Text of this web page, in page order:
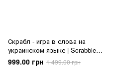
Скрабл - игра в слова на
украинском языке | Scrabble
Оригинал
999.00 грн 1 499.00 грн